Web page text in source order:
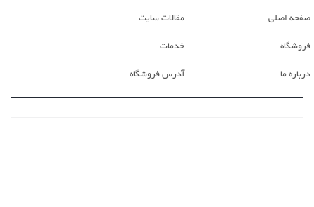
صفحه اصلی
فروشگاه
درباره ما
مقالات سایت
خدمات
آدرس فروشگاه